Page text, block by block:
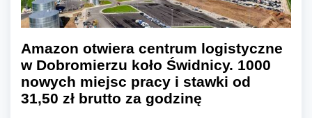
Amazon otwiera centrum logistyczne
w Dobromierzu koło Świdnicy. 1000
nowych miejsc pracy i stawki od
31,50 zł brutto za godzinę